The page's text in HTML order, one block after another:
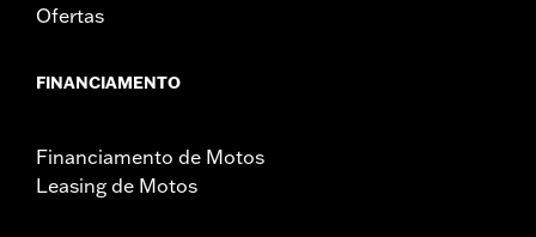
Ofertas
FINANCIAMENTO
Financiamento de Motos
Leasing de Motos